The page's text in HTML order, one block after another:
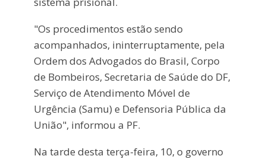
"Os procedimentos estão sendo
acompanhados, ininterruptamente, pela
Ordem dos Advogados do Brasil, Corpo
de Bombeiros, Secretaria de Saúde do DF,
Serviço de Atendimento Móvel de
Urgência (Samu) e Defensoria Pública da
União", informou a PF.
Na tarde desta terça-feira, 10, o governo